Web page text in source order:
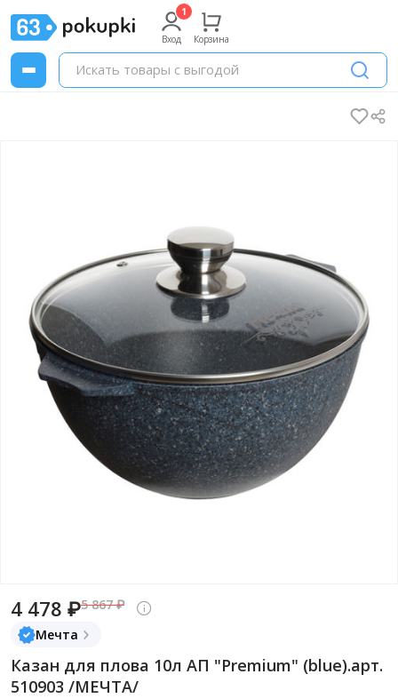
Вход Корзина
4 478 ₽5 867 ₽
Мечта
Казан для плова 10л АП "Premium" (blue).арт.
510903 /МЕЧТА/